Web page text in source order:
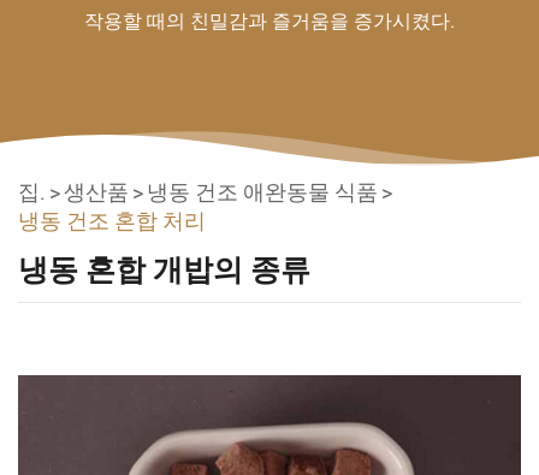
작용할 때의 친밀감과 즐거움을 증가시켰다.
집. 생산품
냉동 건조 애완동물 식품
냉동 건조 혼합 처리
냉동 혼합 개밥의 종류